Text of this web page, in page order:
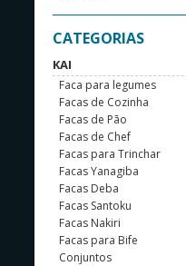
CATEGORIAS
KAI
Faca para legumes
Facas de Cozinha
Facas de Pão
Facas de Chef
Facas para Trinchar
Facas Yanagiba
Facas Deba
Facas Santoku
Facas Nakiri
Facas para Bife
Conjuntos